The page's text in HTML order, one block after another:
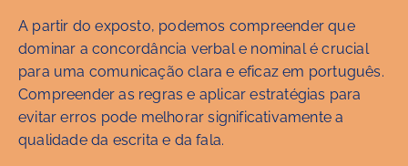
A partir do exposto, podemos compreender que
dominar a concordância verbal e nominal é crucial
para uma comunicação clara e eficaz em português.
Compreender as regras e aplicar estratégias para
evitar erros pode melhorar significativamente a
qualidade da escrita e da fala.